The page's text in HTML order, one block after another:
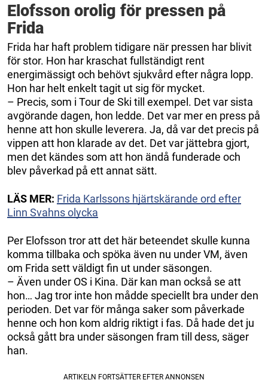
Elofsson orolig för pressen på
Frida
Frida har haft problem tidigare när pressen har blivit
för stor. Hon har kraschat fullständigt rent
energimässigt och behövt sjukvård efter några lopp.
Hon har helt enkelt tagit ut sig för mycket.
– Precis, som i Tour de Ski till exempel. Det var sista
avgörande dagen, hon ledde. Det var mer en press på
henne att hon skulle leverera. Ja, då var det precis på
vippen att hon klarade av det. Det var jättebra gjort,
men det kändes som att hon ändå funderade och
blev påverkad på ett annat sätt.
LÄS MER: Frida Karlssons hjärtskärande ord efter
Linn Svahns olycka
Per Elofsson tror att det här beteendet skulle kunna
komma tillbaka och spöka även nu under VM, även
om Frida sett väldigt fin ut under säsongen.
– Även under OS i Kina. Där kan man också se att
hon… Jag tror inte hon mådde speciellt bra under den
perioden. Det var för många saker som påverkade
henne och hon kom aldrig riktigt i fas. Då hade det ju
också gått bra under säsongen fram till dess, säger
han.